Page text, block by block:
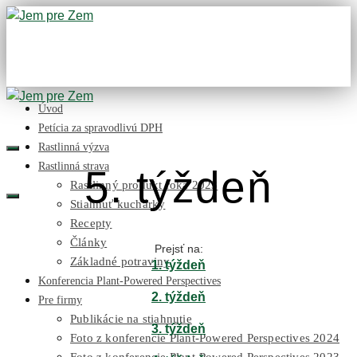
Úvod
Petícia za spravodlivú DPH
Rastlinná výzva
Rastlinná strava
Rastlinný produkt roka 2023
Stiahnuť kuchárky
Recepty
Články
Základné potraviny
Konferencia Plant-Powered Perspectives
Pre firmy
Publikácie na stiahnutie
Foto z konferencie Plant-Powered Perspectives 2024
5. týždeň
Prejsť na:
1. týždeň
2. týždeň
3. týždeň